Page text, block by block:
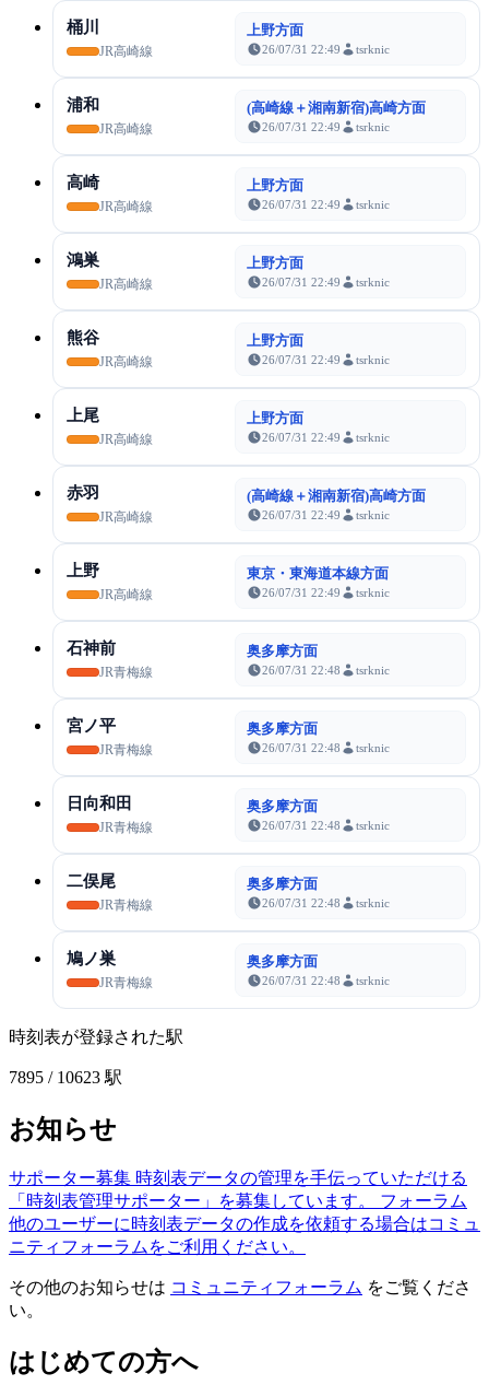
桶川
JR高崎線
上野方面
26/07/31 22:49 tsrknic
浦和
JR高崎線
(高崎線＋湘南新宿)高崎方面
26/07/31 22:49 tsrknic
高崎
JR高崎線
上野方面
26/07/31 22:49 tsrknic
鴻巣
JR高崎線
上野方面
26/07/31 22:49 tsrknic
熊谷
JR高崎線
上野方面
26/07/31 22:49 tsrknic
上尾
JR高崎線
上野方面
26/07/31 22:49 tsrknic
赤羽
JR高崎線
(高崎線＋湘南新宿)高崎方面
26/07/31 22:49 tsrknic
上野
JR高崎線
東京・東海道本線方面
26/07/31 22:49 tsrknic
石神前
JR青梅線
奥多摩方面
26/07/31 22:48 tsrknic
宮ノ平
JR青梅線
奥多摩方面
26/07/31 22:48 tsrknic
日向和田
JR青梅線
奥多摩方面
26/07/31 22:48 tsrknic
二俣尾
JR青梅線
奥多摩方面
26/07/31 22:48 tsrknic
鳩ノ巣
JR青梅線
奥多摩方面
26/07/31 22:48 tsrknic
時刻表が登録された駅
7895 / 10623 駅
お知らせ
サポーター募集 時刻表データの管理を手伝っていただける
「時刻表管理サポーター」を募集しています。
フォーラム
他のユーザーに時刻表データの作成を依頼する場合はコミュ
ニティフォーラムをご利用ください。
その他のお知らせは コミュニティフォーラム をご覧くださ
い。
はじめての方へ